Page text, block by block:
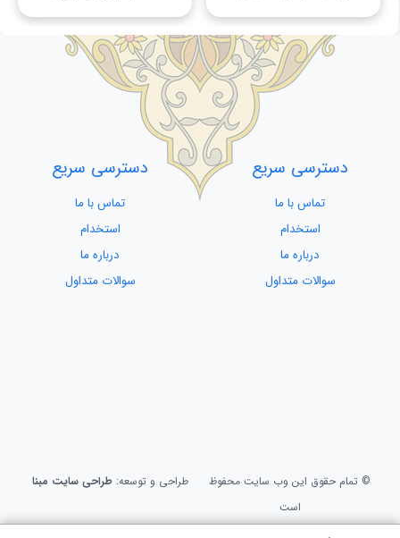
دسترسی سریع
تماس با ما
استخدام
درباره ما
سوالات متداول
دسترسی سریع
تماس با ما
استخدام
درباره ما
سوالات متداول
© تمام حقوق این وب سایت محفوظ
است
طراحی و توسعه:طراحی سایت مبنا